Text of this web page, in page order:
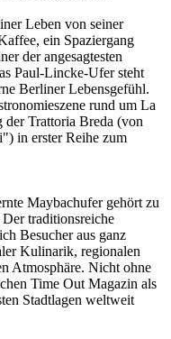
Leben von seiner
ein Spaziergang
der angesagtesten
Paul-Lincke-Ufer steht
Berliner Lebensgefühl.
rund um La
Trattoria Breda (von
in erster Reihe zum
Maybachufer gehört zu
traditionsreiche
Besucher aus ganz
Kulinarik, regionalen
Atmosphäre. Nicht ohne
Time Out Magazin als
Stadtlagen weltweit